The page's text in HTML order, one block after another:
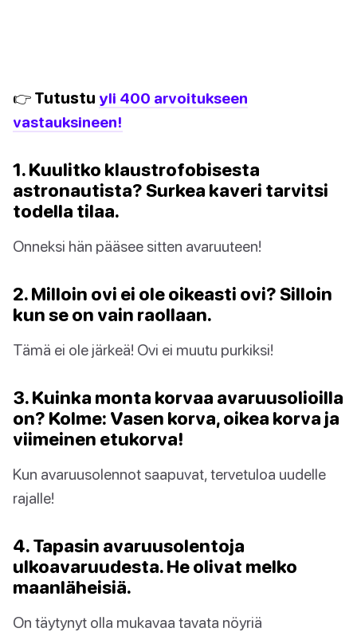
👉 Tutustu yli 400 arvoitukseen
vastauksineen!
1. Kuulitko klaustrofobisesta
astronautista? Surkea kaveri tarvitsi
todella tilaa.
Onneksi hän pääsee sitten avaruuteen!
2. Milloin ovi ei ole oikeasti ovi? Silloin
kun se on vain raollaan.
Tämä ei ole järkeä! Ovi ei muutu purkiksi!
3. Kuinka monta korvaa avaruusolioilla
on? Kolme: Vasen korva, oikea korva ja
viimeinen etukorva!
Kun avaruusolennot saapuvat, tervetuloa uudelle
rajalle!
4. Tapasin avaruusolentoja
ulkoavaruudesta. He olivat melko
maanläheisiä.
On täytynyt olla mukavaa tavata nöyriä